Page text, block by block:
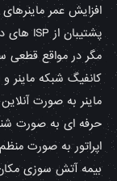
افزایش عمر
کانفیگ شبکه ماینر
ماینر به صورت
حرفه ای به صورت
اپراتور به صورت